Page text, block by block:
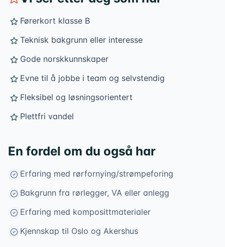
Førerkort klasse B
Teknisk bakgrunn eller interesse
Gode norskkunnskaper
Evne til å jobbe i team og selvstendig
Fleksibel og løsningsorientert
Plettfri vandel
En fordel om du også har
Erfaring med rørfornying/strømpeforing
Bakgrunn fra rørlegger, VA eller anlegg
Erfaring med komposittmaterialer
Kjennskap til Oslo og Akershus